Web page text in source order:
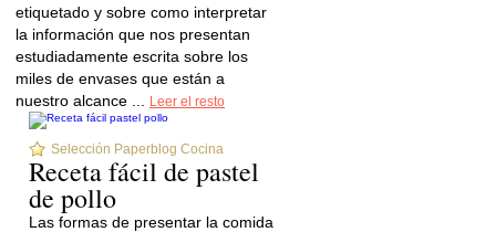
etiquetado y sobre como interpretar
la información que nos presentan
estudiadamente escrita sobre los
miles de envases que están a
nuestro alcance ...
Leer el resto
Selección Paperblog Cocina
Receta fácil de pastel
de pollo
Las formas de presentar la comida